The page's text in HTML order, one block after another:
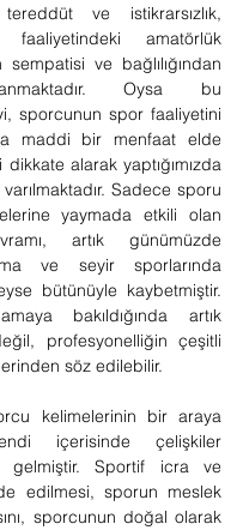
ve istikrarsızlık,
faaliyetindeki amatörlük
sempatisi ve bağlılığından
Oysa bu
sporcunun spor faaliyetini
maddi bir menfaat elde
alarak yaptığımızda
Sadece sporu
yaymada etkili olan
artık günümüzde
ve seyir sporlarında
bütünüyle kaybetmiştir.
bakıldığında artık
profesyonelliğin çeşitli
söz edilebilir.
kelimelerinin bir araya
içerisinde çelişkiler
gelmiştir. Sportif icra ve
edilmesi, sporun meslek
sporcunun doğal olarak